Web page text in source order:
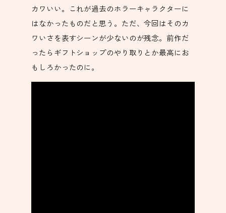
カワいい。これが過去のホラーキャラクターに
はなかったものだと思う。ただ、今回はそのカ
ワいさを表すシーンが少ないのが残念。前作だ
ったらギフトショップのやり取りとか最高にお
もしろかったのに。